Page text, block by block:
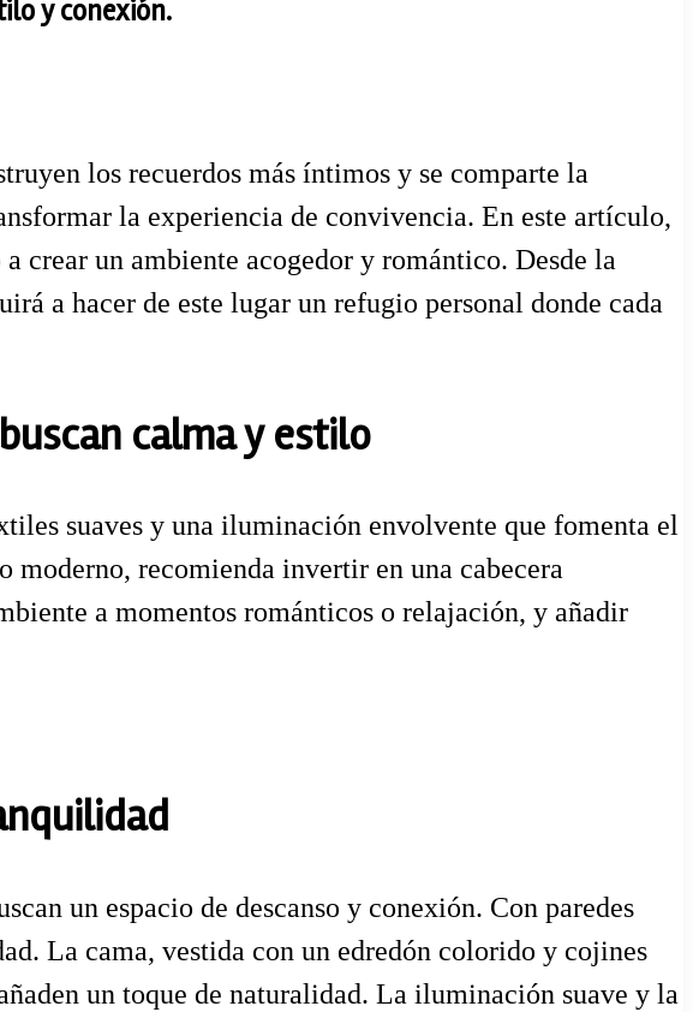
y conexión.
los recuerdos más íntimos y se comparte la
la experiencia de convivencia. En este artículo,
crear un ambiente acogedor y romántico. Desde la
a hacer de este lugar un refugio personal donde cada
calma y estilo
suaves y una iluminación envolvente que fomenta el
moderno, recomienda invertir en una cabecera
a momentos románticos o relajación, y añadir
un espacio de descanso y conexión. Con paredes
La cama, vestida con un edredón colorido y cojines
un toque de naturalidad. La iluminación suave y la